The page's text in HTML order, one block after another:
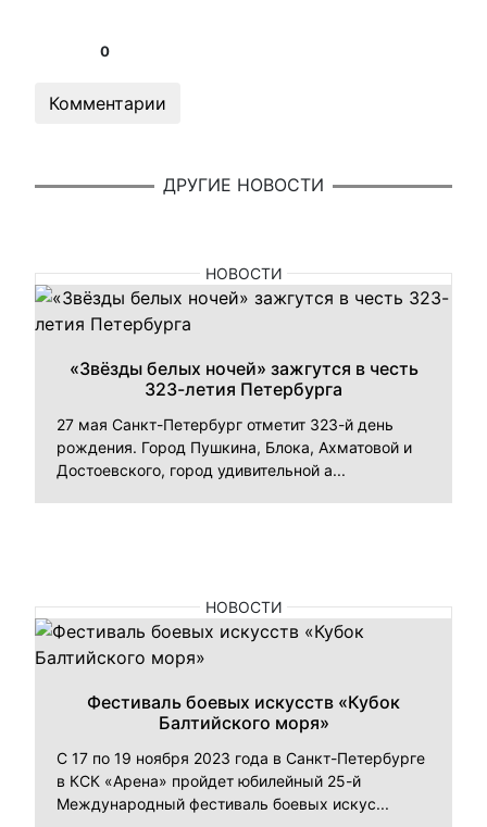
0
Комментарии
ДРУГИЕ НОВОСТИ
НОВОСТИ
«Звёзды белых ночей» зажгутся в честь
323-летия Петербурга
27 мая Санкт-Петербург отметит 323-й день
рождения. Город Пушкина, Блока, Ахматовой и
Достоевского, город удивительной а...
НОВОСТИ
Фестиваль боевых искусств «Кубок
Балтийского моря»
С 17 по 19 ноября 2023 года в Санкт-Петербурге
в КСК «Арена» пройдет юбилейный 25-й
Международный фестиваль боевых искус...